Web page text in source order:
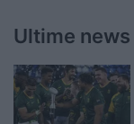
Ultime news